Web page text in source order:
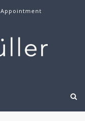
Appointment